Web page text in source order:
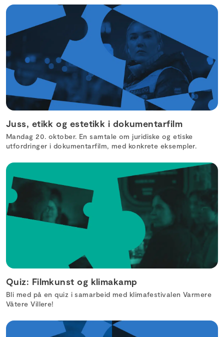
Juss, etikk og estetikk i dokumentarfilm
Mandag 20. oktober. En samtale om juridiske og etiske
utfordringer i dokumentarfilm, med konkrete eksempler.
Quiz: Filmkunst og klimakamp
Bli med på en quiz i samarbeid med klimafestivalen Varmere
Våtere Villere!